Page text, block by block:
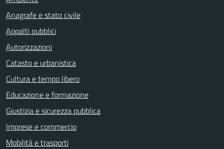
Anagrafe e stato civile
Appalti pubblici
Autorizzazioni
Catasto e urbanistica
Cultura e tempo libero
Educazione e formazione
Giustizia e sicurezza pubblica
Imprese e commercio
Mobilità e trasporti